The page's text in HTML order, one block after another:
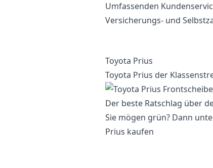
Umfassenden
Versicherungs- und
Toyota Prius
Toyota Prius der
Der beste Ratschlag über
Sie mögen grün? Dann
Prius kaufen